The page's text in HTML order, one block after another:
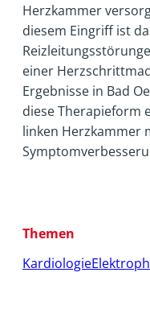
Herzkammer
diesem Eingriff ist
einer
Ergebnisse in Bad
diese Therapieform
linken Herzkammer
Themen
Kardiologie